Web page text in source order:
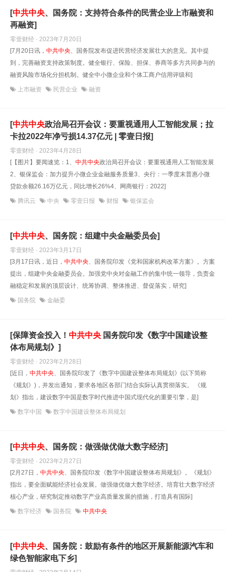
[中共中央、国务院：支持符合条件的民营企业上市融资和
再融资]
零壹财经 · 2023年7月20日
[7月20日讯， 中共中央、国务院发布促进民营经济发展壮大的意见。其中提
到，完善融资支持政策制度。健全银行、保险、担保、券商等多方共同参与的
融资风险市场化分担机制。健全中小微企业和个体工商户信用评级和]
上市融资 民营企业 融资
[中共中央政治局召开会议：要重视通用人工智能发展；拉
卡拉2022年净亏损14.37亿元 | 零壹日报]
零壹财经 · 2023年4月28日
[【图片】要闻速览：1、 中共中央政治局召开会议：要重视通用人工智能发展
2、银保监会：加力提升小微企业金融服务质量3、央行：一季度末普惠小微
贷款余额26.16万亿元，同比增长26%4、网商银行：2022]
腾讯云 中央 零壹日报 财报 银保监会
[中共中央、国务院：组建中央金融委员会]
零壹财经 · 2023年3月17日
[3月17日讯，近日， 中共中央、国务院印发《党和国家机构改革方案》。方案
提出，组建中央金融委员会。加强党中央对金融工作的集中统一领导，负责金
融稳定和发展的顶层设计、统筹协调、整体推进、督促落实，研究]
国务院 金融委
[保障资金投入！ 中共中央 国务院印发《数字中国建设整
体布局规划》]
零壹财经 · 2023年2月28日
[近日， 中共中央、国务院印发了《数字中国建设整体布局规划》(以下简称
《规划》)，并发出通知，要求各地区各部门结合实际认真贯彻落实。 《规
划》指出，建设数字中国是数字时代推进中国式现代化的重要引擎，是]
数字中国 数字中国建设整体布局规划
[中共中央、国务院：做强做优做大数字经济]
零壹财经 · 2023年2月27日
[2月27日， 中共中央、国务院印发《数字中国建设整体布局规划》。《规划》
指出，要全面赋能经济社会发展。做强做优做大数字经济。培育壮大数字经济
核心产业，研究制定推动数字产业高质量发展的措施，打造具有国际]
数字经济 国务院 中共中央
[中共中央、国务院：鼓励有条件的地区开展新能源汽车和
绿色智能家电下乡]